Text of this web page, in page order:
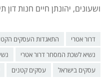
ושעונים, יהונתן חיים חנות
דרור אטרי התאגדות העסקים
נשיא לשכת המסחר דרור אטרי
עסקים בישראל
עסקים קטנים